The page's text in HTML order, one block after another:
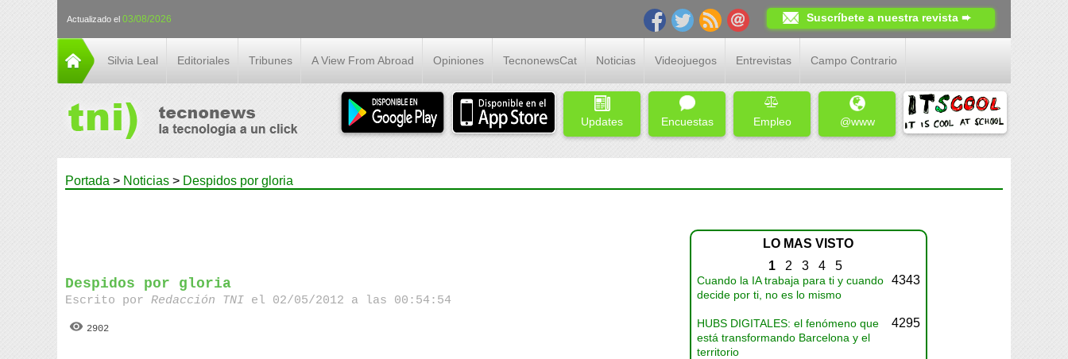
Actualizado el 03/08/2026 Suscríbete a nuestra revista ➨
Silvia Leal Editoriales Tribunes A View From Abroad Opiniones TecnonewsCat Noticias Videojuegos Entrevistas Campo Contrario
Updates Encuestas Empleo @www
Portada > Noticias > Despidos por gloria
Despidos por gloria
Escrito porRedacción TNI el 02/05/2012 a las 00:54:54
2902
LO MAS VISTO
1 2 3 4 5
Cuando la IA trabaja para ti y cuando
decide por ti, no es lo mismo
4343
HUBS DIGITALES: el fenómeno que
está transformando Barcelona y el
territorio
4295